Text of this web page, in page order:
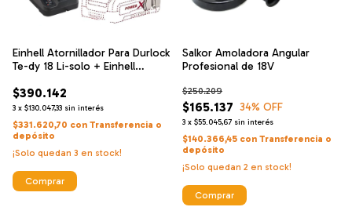
Einhell Atornillador Para Durlock
Te-dy 18 Li-solo + Einhell
Bateria 18 V 4 Ah
$390.142
3 x $130.047,33 sin interés
$331.620,70 con Transferencia o
depósito
¡Solo quedan 3 en stock!
Salkor Amoladora Angular
Profesional de 18V
$165.137
$250.209
34% OFF
3 x $55.045,67 sin interés
$140.366,45 con Transferencia o
depósito
¡Solo quedan 2 en stock!